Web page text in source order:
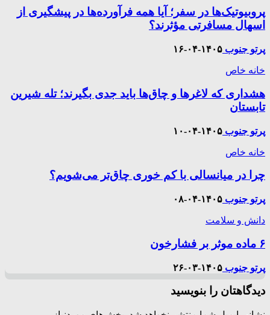
پروبیوتیک‌ها در سفر؛ آیا همه فرآورده‌ها در پیشگیری از
اسهال مسافرتی مؤثرند؟
پرتو جنوب ۱۴۰۵-۰۴-۱۶
خانه خاص
هشداری که لاغرها و چاق‌ها باید جدی بگیرند؛ تله شیرین
تابستان
پرتو جنوب ۱۴۰۵-۰۴-۱۰
خانه خاص
چرا در میانسالی با کم خوری چاق‌تر می‌شویم؟
پرتو جنوب ۱۴۰۵-۰۴-۰۸
دانش و سلامت
۶ ماده موثر بر فشارخون
پرتو جنوب ۱۴۰۵-۰۳-۲۶
دیدگاهتان را بنویسید